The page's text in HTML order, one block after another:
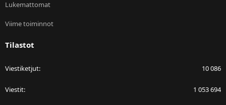
Lukemattomat
Viime toiminnot
Tilastot
Viestiketjut 10 086
Viestit 1 053 694